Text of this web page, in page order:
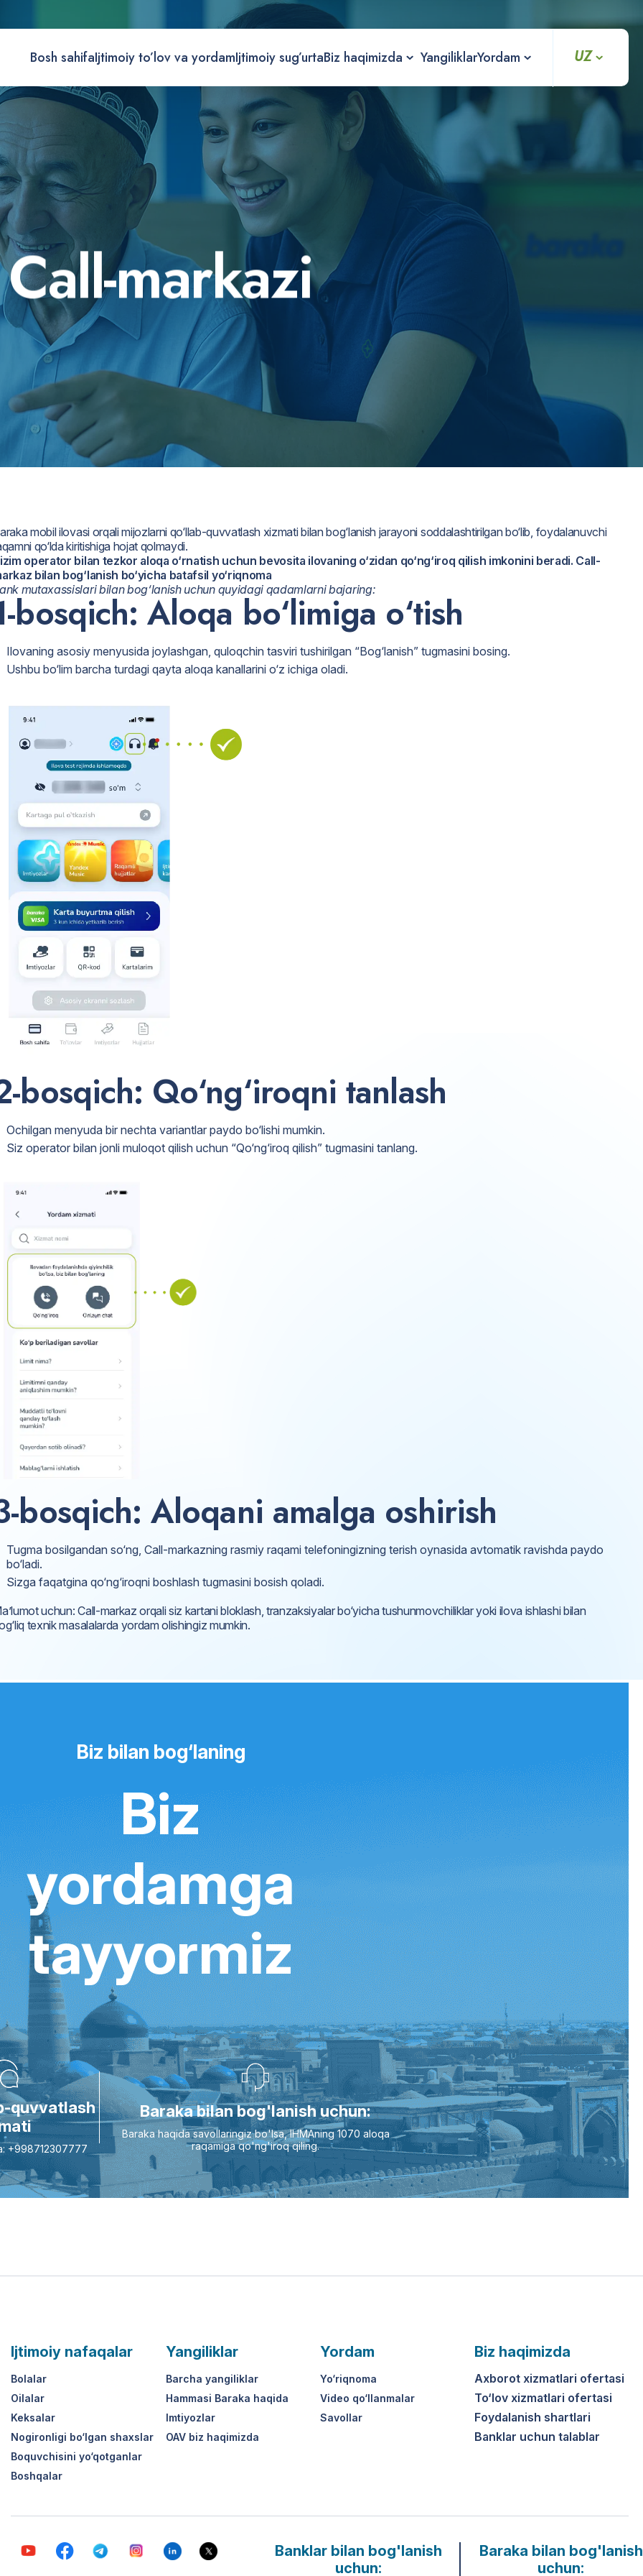
Bosh sahifaIjtimoiy to’lov va yordamIjtimoiy sug’urtaBiz haqimizda YangiliklarYordam UZ
Call-markazi
mobil ilovasi orqali mijozlarni qo‘llab-quvvatlash xizmati bilan bog‘lanish jarayoni soddalashtirilgan bo‘lib, foydalanuvchi
qo‘lda kiritishiga hojat qolmaydi.
operator bilan tezkor aloqa o‘rnatish uchun bevosita ilovaning o‘zidan qo‘ng‘iroq qilish imkonini beradi. Call-
bilan bog‘lanish bo‘yicha batafsil yo‘riqnoma
mutaxassislari bilan bog‘lanish uchun quyidagi qadamlarni bajaring:
bosqich: Aloqa bo‘limiga o‘tish
Ilovaning asosiy menyusida joylashgan, quloqchin tasviri tushirilgan “Bog‘lanish” tugmasini bosing.
Ushbu bo‘lim barcha turdagi qayta aloqa kanallarini o‘z ichiga oladi.
bosqich: Qo‘ng‘iroqni tanlash
Ochilgan menyuda bir nechta variantlar paydo bo‘lishi mumkin.
Siz operator bilan jonli muloqot qilish uchun “Qo‘ng‘iroq qilish” tugmasini tanlang.
bosqich: Aloqani amalga oshirish
Tugma bosilgandan so‘ng, Call-markazning rasmiy raqami telefoningizning terish oynasida avtomatik ravishda paydo
bo‘ladi.
Sizga faqatgina qo‘ng‘iroqni boshlash tugmasini bosish qoladi.
uchun: Call-markaz orqali siz kartani bloklash, tranzaksiyalar bo‘yicha tushunmovchiliklar yoki ilova ishlashi bilan
texnik masalalarda yordam olishingiz mumkin.
Biz bilan bog‘laning
Biz
yordamga
tayyormiz
quvvatlash
+998712307777
Baraka bilan bog'lanish uchun:
Baraka haqida savollaringiz bo'lsa, IHMAning 1070 aloqa
raqamiga qo'ng'iroq qiling.
Ijtimoiy nafaqalar
Bolalar
Oilalar
Keksalar
Nogironligi bo‘lgan shaxslar
Boquvchisini yo‘qotganlar
Boshqalar
Yangiliklar
Barcha yangiliklar
Hammasi Baraka haqida
Imtiyozlar
OAV biz haqimizda
Yordam
Yo‘riqnoma
Video qo‘llanmalar
Savollar
Biz haqimizda
Axborot xizmatlari ofertasi
To‘lov xizmatlari ofertasi
Foydalanish shartlari
Banklar uchun talablar
Banklar bilan bog'lanish
uchun:
Baraka bilan bog'lanish
uchun: